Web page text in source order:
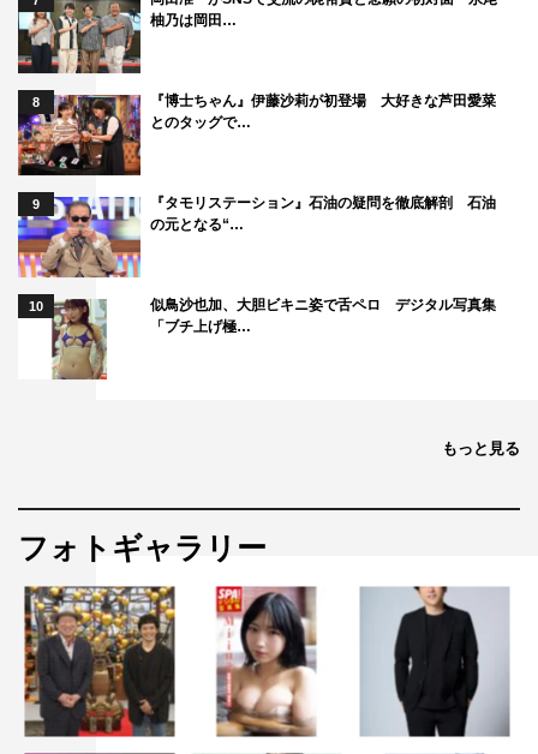
柚乃は岡田…
8
『博士ちゃん』伊藤沙莉が初登場 大好きな芦田愛菜
とのタッグで…
9
『タモリステーション』石油の疑問を徹底解剖 石油
の元となる“…
10
似鳥沙也加、大胆ビキニ姿で舌ペロ デジタル写真集
「ブチ上げ極…
もっと見る
フォトギャラリー